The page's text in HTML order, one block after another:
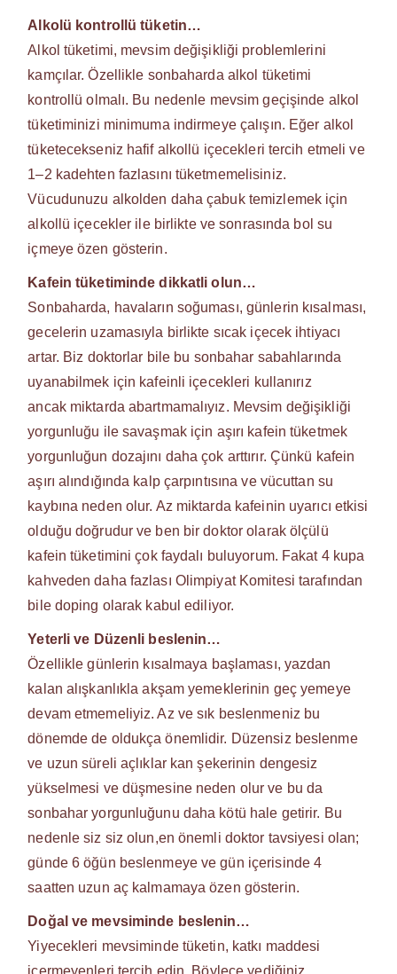
Alkolü kontrollü tüketin…
Alkol tüketimi, mevsim değişikliği problemlerini
kamçılar. Özellikle sonbaharda alkol tüketimi
kontrollü olmalı. Bu nedenle mevsim geçişinde alkol
tüketiminizi minimuma indirmeye çalışın. Eğer alkol
tüketecekseniz hafif alkollü içecekleri tercih etmeli ve
1–2 kadehten fazlasını tüketmemelisiniz.
Vücudunuzu alkolden daha çabuk temizlemek için
alkollü içecekler ile birlikte ve sonrasında bol su
içmeye özen gösterin.
Kafein tüketiminde dikkatli olun…
Sonbaharda, havaların soğuması, günlerin kısalması,
gecelerin uzamasıyla birlikte sıcak içecek ihtiyacı
artar. Biz doktorlar bile bu sonbahar sabahlarında
uyanabilmek için kafeinli içecekleri kullanırız
ancak miktarda abartmamalıyız. Mevsim değişikliği
yorgunluğu ile savaşmak için aşırı kafein tüketmek
yorgunluğun dozajını daha çok arttırır. Çünkü kafein
aşırı alındığında kalp çarpıntısına ve vücuttan su
kaybına neden olur. Az miktarda kafeinin uyarıcı etkisi
olduğu doğrudur ve ben bir doktor olarak ölçülü
kafein tüketimini çok faydalı buluyorum. Fakat 4 kupa
kahveden daha fazlası Olimpiyat Komitesi tarafından
bile doping olarak kabul ediliyor.
Yeterli ve Düzenli beslenin…
Özellikle günlerin kısalmaya başlaması, yazdan
kalan alışkanlıkla akşam yemeklerinin geç yemeye
devam etmemeliyiz. Az ve sık beslenmeniz bu
dönemde de oldukça önemlidir. Düzensiz beslenme
ve uzun süreli açlıklar kan şekerinin dengesiz
yükselmesi ve düşmesine neden olur ve bu da
sonbahar yorgunluğunu daha kötü hale getirir. Bu
nedenle siz siz olun,en önemli doktor tavsiyesi olan;
günde 6 öğün beslenmeye ve gün içerisinde 4
saatten uzun aç kalmamaya özen gösterin.
Doğal ve mevsiminde beslenin…
Yiyecekleri mevsiminde tüketin, katkı maddesi
içermeyenleri tercih edin. Böylece yediğiniz